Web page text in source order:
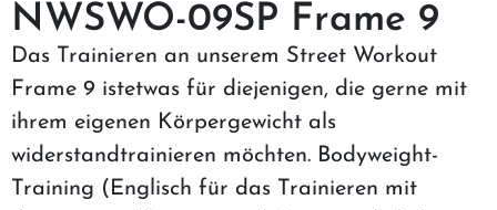
NWSWO-09SP Frame 9
Das Trainieren an unserem Street Workout
Frame 9 istetwas für diejenigen, die gerne mit
ihrem eigenen Körpergewicht als
widerstandtrainieren möchten. Bodyweight-
Training (Englisch für das Trainieren mit